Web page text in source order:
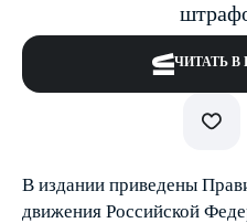
ЧИТАТЬ
В издании приведены
движения Российской